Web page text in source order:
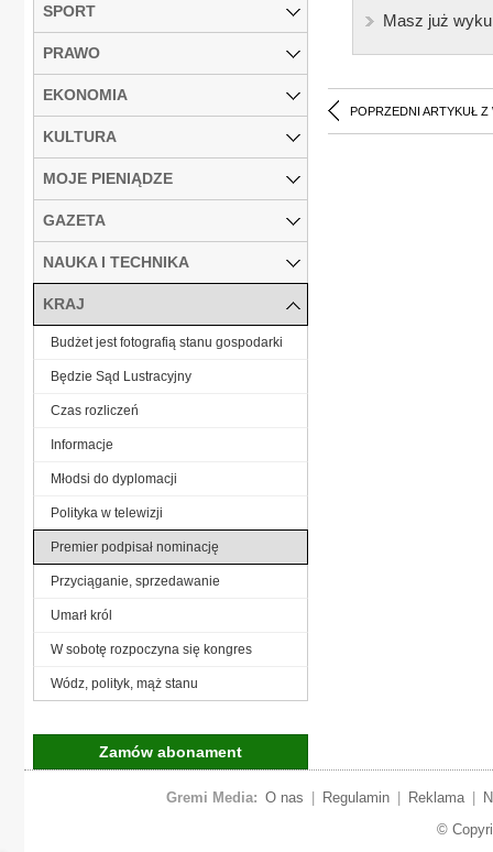
Masz już
POPRZEDNI ARTYKUŁ Z
SPORT
PRAWO
EKONOMIA
KULTURA
MOJE PIENIĄDZE
GAZETA
NAUKA I TECHNIKA
KRAJ
Budżet jest fotografią stanu gospodarki
Będzie Sąd Lustracyjny
Czas rozliczeń
Informacje
Młodsi do dyplomacji
Polityka w telewizji
Premier podpisał nominację
Przyciąganie, sprzedawanie
Umarł król
W sobotę rozpoczyna się kongres
Wódz, polityk, mąż stanu
Zamów abonament
Gremi Media: O nas Regulamin Reklama
©